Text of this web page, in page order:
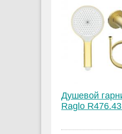
Душевой
Raglo